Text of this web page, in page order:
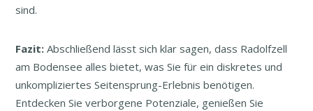
sind.
Fazit: Abschließend lässt sich klar sagen, dass Radolfzell
am Bodensee alles bietet, was Sie für ein diskretes und
unkompliziertes Seitensprung-Erlebnis benötigen.
Entdecken Sie verborgene Potenziale, genießen Sie